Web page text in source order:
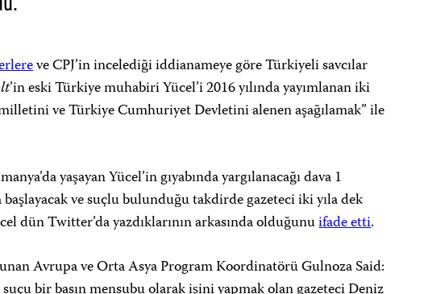
ve CPJ’in incelediği iddianameye göre Türkiyeli savcılar
’in eski Türkiye muhabiri Yücel’i 2016 yılında yayımlanan iki
ve Türkiye Cumhuriyet Devletini alenen aşağılamak” ile
yaşayan Yücel’in gıyabında yargılanacağı dava 1
başlayacak ve suçlu bulunduğu takdirde gazeteci iki yıla dek
dün Twitter’da yazdıklarının arkasında olduğunuifade etti.
Avrupa ve Orta Asya Program Koordinatörü Gulnoza Said: